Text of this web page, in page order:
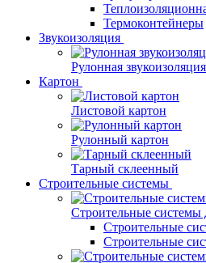
Термоконтейнеры
Звукоизоляция
Рулонная звукоизоляция
Картон
Листовой картон
Рулонный картон
Тарный склеенный
Строительные системы
Строительные системы
Строительные
Строительные